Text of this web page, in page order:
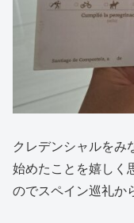
クレデンシャルをみ
始めたことを嬉しく
のでスペイン巡礼か